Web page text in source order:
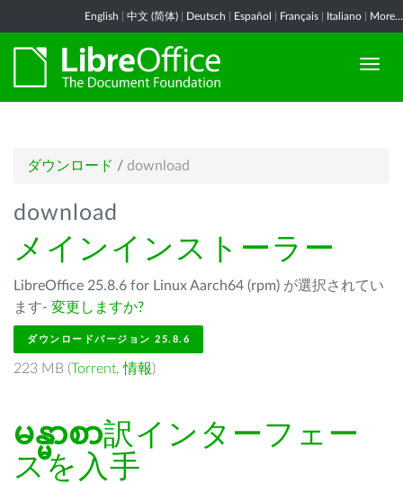
English 中文 (简体) Deutsch Español Français Italiano More...
ダウンロード / download
download
メインインストーラー
LibreOffice 25.8.6 for Linux Aarch64 (rpm) が選択されてい
ます- 変更しますか?
ダウンロードバージョン 25.8.6
223 MB (Torrent,情報)
မန္မာစာ訳インターフェー
スを入手